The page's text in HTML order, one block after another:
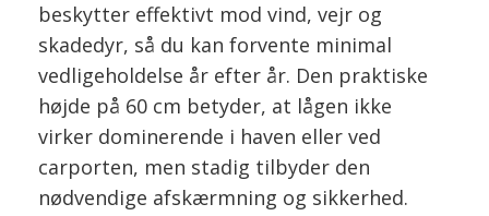
beskytter effektivt mod vind, vejr og
skadedyr, så du kan forvente minimal
vedligeholdelse år efter år. Den praktiske
højde på 60 cm betyder, at lågen ikke
virker dominerende i haven eller ved
carporten, men stadig tilbyder den
nødvendige afskærmning og sikkerhed.